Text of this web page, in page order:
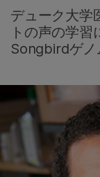
デューク大学
トの声の学習
Songbirdゲノ